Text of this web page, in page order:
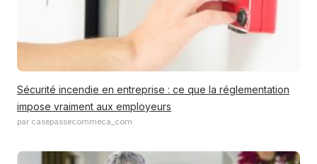
Sécurité incendie en entreprise : ce que la réglementation
impose vraiment aux employeurs
par casepassecommeca_com